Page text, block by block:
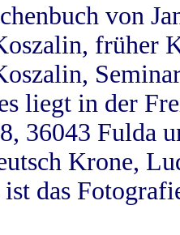
von
früher
liegt in der
36043 Fulda
Krone,
das